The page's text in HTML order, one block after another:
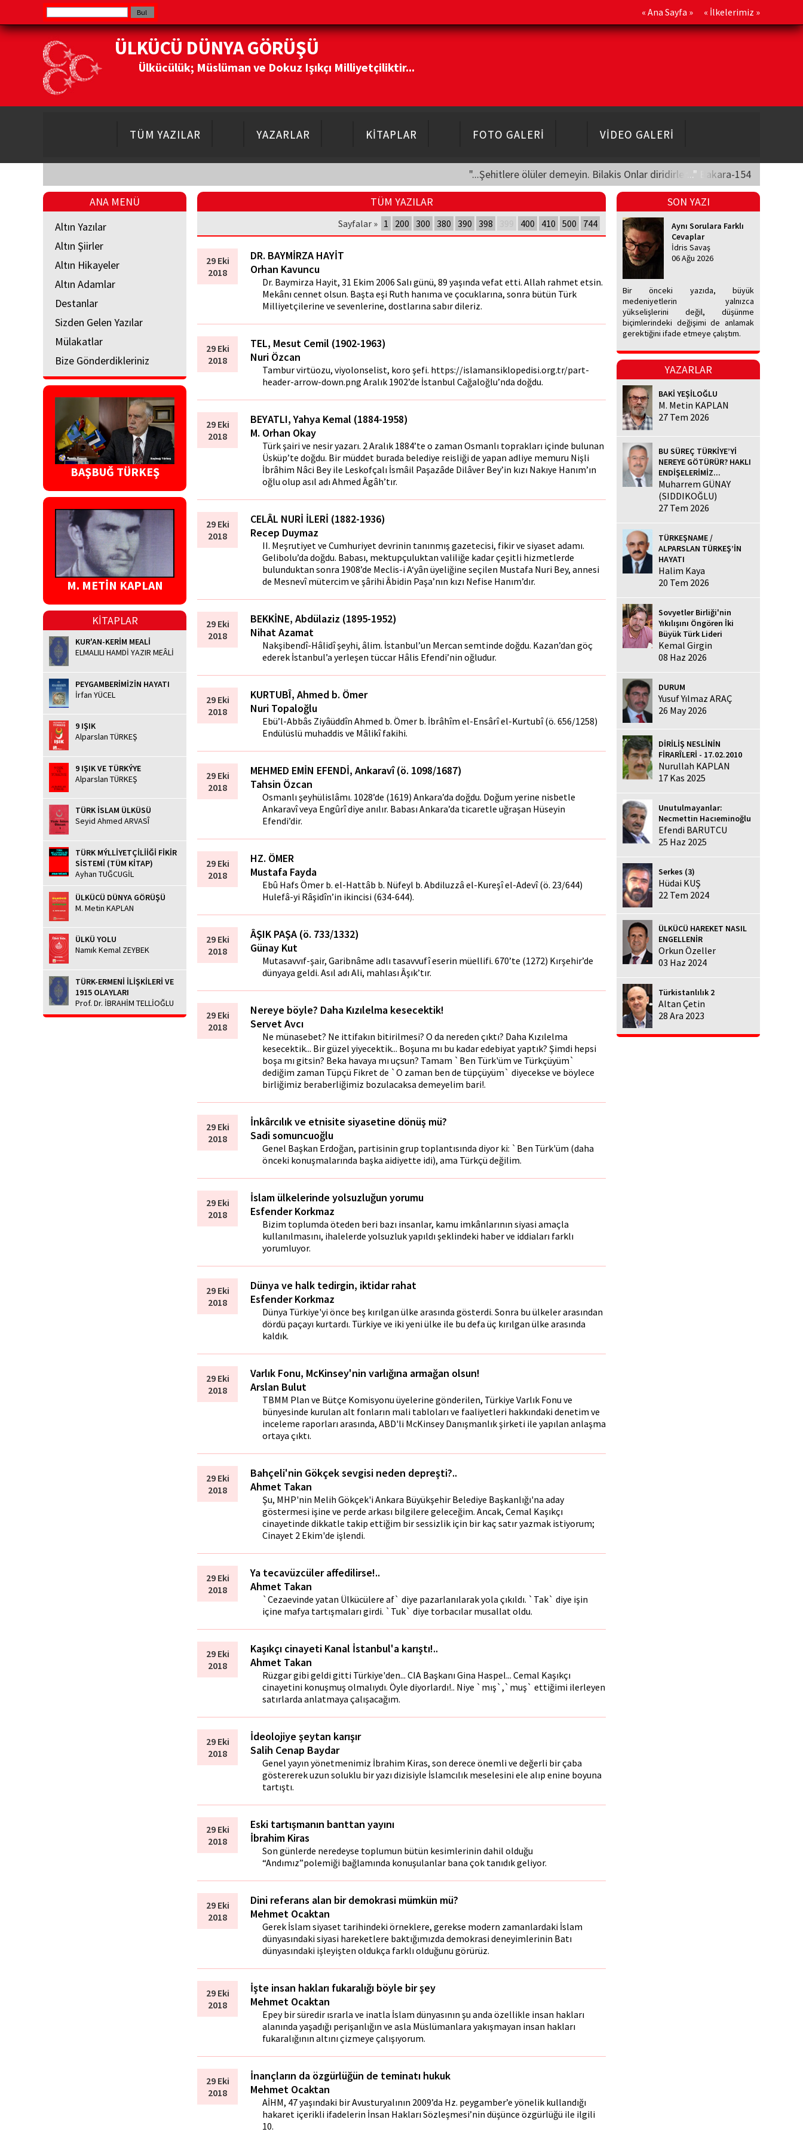
« Ana Sayfa » « İlkelerimiz »
ÜLKÜCÜ DÜNYA GÖRÜŞÜ
Ülkücülük; Müslüman ve Dokuz Işıkçı Milliyetçiliktir...
TÜM YAZILAR YAZARLAR KİTAPLAR FOTO GALERİ VİDEO GALERİ
"...Şehitlere ölüler demeyin. Bilakis Onlar diridirler..." Bakara-154
ANA MENÜ
Altın Yazılar
Altın Şiirler
Altın Hikayeler
Altın Adamlar
Destanlar
Sizden Gelen Yazılar
Mülakatlar
Bize Gönderdikleriniz
BAŞBUĞ TÜRKEŞ
M. METİN KAPLAN
KİTAPLAR
KUR'AN-KERİM MEALİ
ELMALILI HAMDİ YAZIR MEÂLİ
PEYGAMBERİMİZİN HAYATI
İrfan YÜCEL
9 IŞIK
Alparslan TÜRKEŞ
9 IŞIK VE TÜRKÝYE
Alparslan TÜRKEŞ
TÜRK İSLAM ÜLKÜSÜ
Seyid Ahmed ARVASÎ
TÜRK MÝLLİYETÇİLİİĞİ FİKİR
SİSTEMİ (TÜM KİTAP)
Ayhan TUĞCUGİL
ÜLKÜCÜ DÜNYA GÖRÜŞÜ
M. Metin KAPLAN
ÜLKÜ YOLU
Namık Kemal ZEYBEK
TÜRK-ERMENİ İLİŞKİLERİ VE
1915 OLAYLARI
Prof. Dr. İBRAHİM TELLİOĞLU
TÜM YAZILAR
Sayfalar » 1 200 300 380 390 398 400 410 500 744
29 Eki
2018
DR. BAYMİRZA HAYİT
Orhan Kavuncu
Dr. Baymirza Hayit, 31 Ekim 2006 Salı günü, 89 yaşında vefat etti. Allah rahmet etsin.
Mekânı cennet olsun. Başta eşi Ruth hanıma ve çocuklarına, sonra bütün Türk
Milliyetçilerine ve sevenlerine, dostlarına sabır dileriz.
29 Eki
2018
TEL, Mesut Cemil (1902-1963)
Nuri Özcan
Tambur virtüozu, viyolonselist, koro şefi. https://islamansiklopedisi.org.tr/part-
header-arrow-down.png Aralık 1902’de İstanbul Cağaloğlu’nda doğdu.
29 Eki
2018
BEYATLI, Yahya Kemal (1884-1958)
M. Orhan Okay
Türk şairi ve nesir yazarı. 2 Aralık 1884’te o zaman Osmanlı toprakları içinde bulunan
Üsküp’te doğdu. Bir müddet burada belediye reisliği de yapan adliye memuru Nişli
İbrâhim Nâci Bey ile Leskofçalı İsmâil Paşazâde Dilâver Bey’in kızı Nakıye Hanım’ın
oğlu olup asıl adı Ahmed Âgâh’tır.
29 Eki
2018
CELÂL NURİ İLERİ (1882-1936)
Recep Duymaz
II. Meşrutiyet ve Cumhuriyet devrinin tanınmış gazetecisi, fikir ve siyaset adamı.
Gelibolu’da doğdu. Babası, mektupçuluktan valiliğe kadar çeşitli hizmetlerde
bulunduktan sonra 1908’de Meclis-i A‘yân üyeliğine seçilen Mustafa Nuri Bey, annesi
de Mesnevî mütercim ve şârihi Âbidin Paşa’nın kızı Nefise Hanım’dır.
29 Eki
2018
BEKKİNE, Abdülaziz (1895-1952)
Nihat Azamat
Nakşibendî-Hâlidî şeyhi, âlim. İstanbul’un Mercan semtinde doğdu. Kazan’dan göç
ederek İstanbul’a yerleşen tüccar Hâlis Efendi’nin oğludur.
29 Eki
2018
KURTUBÎ, Ahmed b. Ömer
Nuri Topaloğlu
Ebü’l-Abbâs Ziyâüddîn Ahmed b. Ömer b. İbrâhîm el-Ensârî el-Kurtubî (ö. 656/1258)
Endülüslü muhaddis ve Mâlikî fakihi.
29 Eki
2018
MEHMED EMİN EFENDİ, Ankaravî (ö. 1098/1687)
Tahsin Özcan
Osmanlı şeyhülislâmı. 1028’de (1619) Ankara’da doğdu. Doğum yerine nisbetle
Ankaravî veya Engûrî diye anılır. Babası Ankara’da ticaretle uğraşan Hüseyin
Efendi’dir.
29 Eki
2018
HZ. ÖMER
Mustafa Fayda
Ebû Hafs Ömer b. el-Hattâb b. Nüfeyl b. Abdiluzzâ el-Kureşî el-Adevî (ö. 23/644)
Hulefâ-yi Râşidîn’in ikincisi (634-644).
29 Eki
2018
ÂŞIK PAŞA (ö. 733/1332)
Günay Kut
Mutasavvıf-şair, Garibnâme adlı tasavvufî eserin müellifi. 670’te (1272) Kırşehir’de
dünyaya geldi. Asıl adı Ali, mahlası Âşık’tır.
29 Eki
2018
Nereye böyle? Daha Kızılelma kesecektik!
Servet Avcı
Ne münasebet? Ne ittifakın bitirilmesi? O da nereden çıktı? Daha Kızılelma
kesecektik... Bir güzel yiyecektik... Boşuna mı bu kadar edebiyat yaptık? Şimdi hepsi
boşa mı gitsin? Beka havaya mı uçsun? Tamam `Ben Türk'üm ve Türkçüyüm`
dediğim zaman Tüpçü Fikret de `O zaman ben de tüpçüyüm` diyecekse ve böylece
birliğimiz beraberliğimiz bozulacaksa demeyelim bari!.
29 Eki
2018
İnkârcılık ve etnisite siyasetine dönüş mü?
Sadi somuncuoğlu
Genel Başkan Erdoğan, partisinin grup toplantısında diyor ki: `Ben Türk'üm (daha
önceki konuşmalarında başka aidiyette idi), ama Türkçü değilim.
29 Eki
2018
İslam ülkelerinde yolsuzluğun yorumu
Esfender Korkmaz
Bizim toplumda öteden beri bazı insanlar, kamu imkânlarının siyasi amaçla
kullanılmasını, ihalelerde yolsuzluk yapıldı şeklindeki haber ve iddiaları farklı
yorumluyor.
29 Eki
2018
Dünya ve halk tedirgin, iktidar rahat
Esfender Korkmaz
Dünya Türkiye'yi önce beş kırılgan ülke arasında gösterdi. Sonra bu ülkeler arasından
dördü paçayı kurtardı. Türkiye ve iki yeni ülke ile bu defa üç kırılgan ülke arasında
kaldık.
29 Eki
2018
Varlık Fonu, McKinsey'nin varlığına armağan olsun!
Arslan Bulut
TBMM Plan ve Bütçe Komisyonu üyelerine gönderilen, Türkiye Varlık Fonu ve
bünyesinde kurulan alt fonların mali tabloları ve faaliyetleri hakkındaki denetim ve
inceleme raporları arasında, ABD'li McKinsey Danışmanlık şirketi ile yapılan anlaşma
ortaya çıktı.
29 Eki
2018
Bahçeli'nin Gökçek sevgisi neden depreşti?..
Ahmet Takan
Şu, MHP'nin Melih Gökçek'i Ankara Büyükşehir Belediye Başkanlığı'na aday
göstermesi işine ve perde arkası bilgilere geleceğim. Ancak, Cemal Kaşıkçı
cinayetinde dikkatle takip ettiğim bir sessizlik için bir kaç satır yazmak istiyorum;
Cinayet 2 Ekim'de işlendi.
29 Eki
2018
Ya tecavüzcüler affedilirse!..
Ahmet Takan
`Cezaevinde yatan Ülkücülere af` diye pazarlanılarak yola çıkıldı. `Tak` diye işin
içine mafya tartışmaları girdi. `Tuk` diye torbacılar musallat oldu.
29 Eki
2018
Kaşıkçı cinayeti Kanal İstanbul'a karıştı!..
Ahmet Takan
Rüzgar gibi geldi gitti Türkiye'den... CIA Başkanı Gina Haspel... Cemal Kaşıkçı
cinayetini konuşmuş olmalıydı. Öyle diyorlardı!.. Niye `mış`,`muş` ettiğimi ilerleyen
satırlarda anlatmaya çalışacağım.
29 Eki
2018
İdeolojiye şeytan karışır
Salih Cenap Baydar
Genel yayın yönetmenimiz İbrahim Kiras, son derece önemli ve değerli bir çaba
göstererek uzun soluklu bir yazı dizisiyle İslamcılık meselesini ele alıp enine boyuna
tartıştı.
29 Eki
2018
Eski tartışmanın banttan yayını
İbrahim Kiras
Son günlerde neredeyse toplumun bütün kesimlerinin dahil olduğu
“Andımız”polemiği bağlamında konuşulanlar bana çok tanıdık geliyor.
29 Eki
2018
Dini referans alan bir demokrasi mümkün mü?
Mehmet Ocaktan
Gerek İslam siyaset tarihindeki örneklere, gerekse modern zamanlardaki İslam
dünyasındaki siyasi hareketlere baktığımızda demokrasi deneyimlerinin Batı
dünyasındaki işleyişten oldukça farklı olduğunu görürüz.
29 Eki
2018
İşte insan hakları fukaralığı böyle bir şey
Mehmet Ocaktan
Epey bir süredir ısrarla ve inatla İslam dünyasının şu anda özellikle insan hakları
alanında yaşadığı perişanlığın ve asla Müslümanlara yakışmayan insan hakları
fukaralığının altını çizmeye çalışıyorum.
29 Eki
2018
İnançların da özgürlüğün de teminatı hukuk
Mehmet Ocaktan
AİHM, 47 yaşındaki bir Avusturyalının 2009’da Hz. peygamber’e yönelik kullandığı
hakaret içerikli ifadelerin İnsan Hakları Sözleşmesi’nin düşünce özgürlüğü ile ilgili
10.
SON YAZI
Aynı Sorulara Farklı
Cevaplar
İdris Savaş
06 Ağu 2026
Bir önceki yazıda, büyük
medeniyetlerin yalnızca
yükselişlerini değil, düşünme
biçimlerindeki değişimi de anlamak
gerektiğini ifade etmeye çalıştım.
YAZARLAR
BAKİ YEŞİLOĞLU
M. Metin KAPLAN
27 Tem 2026
BU SÜREÇ TÜRKİYE’Yİ
NEREYE GÖTÜRÜR? HAKLI
ENDİŞELERİMİZ...
Muharrem GÜNAY
(SIDDIKOĞLU)
27 Tem 2026
TÜRKEŞNAME /
ALPARSLAN TÜRKEŞ’İN
HAYATI
Halim Kaya
20 Tem 2026
Sovyetler Birliği'nin
Yıkılışını Öngören İki
Büyük Türk Lideri
Kemal Girgin
08 Haz 2026
DURUM
Yusuf Yılmaz ARAÇ
26 May 2026
DİRİLİŞ NESLİNİN
FİRARÎLERİ - 17.02.2010
Nurullah KAPLAN
17 Kas 2025
Unutulmayanlar:
Necmettin Hacıeminoğlu
Efendi BARUTCU
25 Haz 2025
Serkes (3)
Hüdai KUŞ
22 Tem 2024
ÜLKÜCÜ HAREKET NASIL
ENGELLENİR
Orkun Özeller
03 Haz 2024
Türkistanlılık 2
Altan Çetin
28 Ara 2023